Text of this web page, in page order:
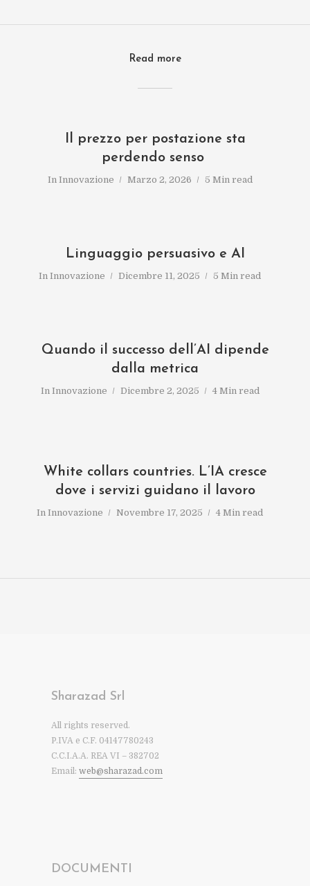
Read more
Il prezzo per postazione sta
perdendo senso
In Innovazione Marzo 2, 2026 5 Min read
Linguaggio persuasivo e AI
In Innovazione Dicembre 11, 2025 5 Min read
Quando il successo dell’AI dipende
dalla metrica
In Innovazione Dicembre 2, 2025 4 Min read
White collars countries. L’IA cresce
dove i servizi guidano il lavoro
In Innovazione Novembre 17, 2025 4 Min read
Sharazad Srl
All rights reserved.
P.IVA e C.F. 04147780243
C.C.I.A.A. REA VI – 382702
Email: web@sharazad.com
DOCUMENTI